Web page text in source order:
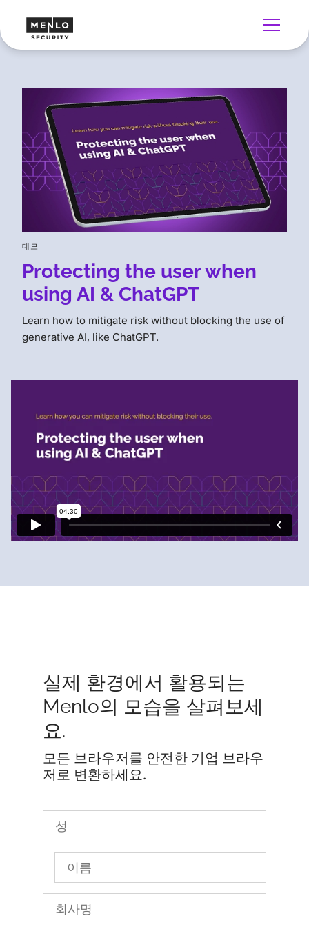
데모
Protecting the user when
using AI & ChatGPT
Learn how to mitigate risk without blocking the use of
generative AI, like ChatGPT.
실제 환경에서 활용되는
Menlo의 모습을 살펴보세
요.
모든 브라우저를 안전한 기업 브라우
저로 변환하세요.